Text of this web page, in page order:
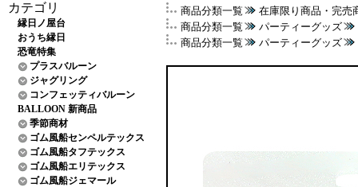
カテゴリ
縁日ノ屋台
おうち縁日
恐竜特集
プラスバルーン
ジャグリング
コンフェッティバルーン
BALLOON 新商品
季節商材
ゴム風船センペルテックス
ゴム風船タフテックス
ゴム風船エリテックス
ゴム風船ジェマール
商品分類一覧
在庫限り商品・完売
商品分類一覧
パーティーグッズ
商品分類一覧
パーティーグッズ